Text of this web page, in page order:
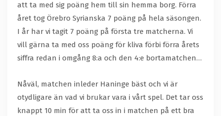
att ta med sig poäng hem till sin hemma borg. Förra
året tog Örebro Syrianska 7 poäng på hela säsongen.
I år har vi tagit 7 poäng på första tre matcherna. Vi
vill gärna ta med oss poäng för kliva förbi förra årets
siffra redan i omgång 8:a och den 4:e bortamatchen…
Nåväl, matchen inleder Haninge bäst och vi är
otydligare än vad vi brukar vara i vårt spel. Det tar oss
knappt 10 min för att ta oss in i matchen på ett bra